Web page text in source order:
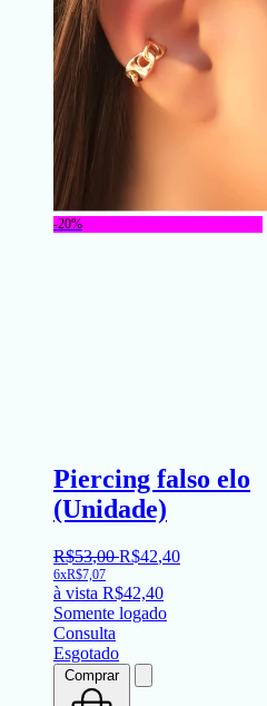
-20%
Piercing falso elo
(Unidade)
R$53,00 R$42,40
6xR$7,07
à vista R$42,40
Somente logado
Consulta
Esgotado
Comprar